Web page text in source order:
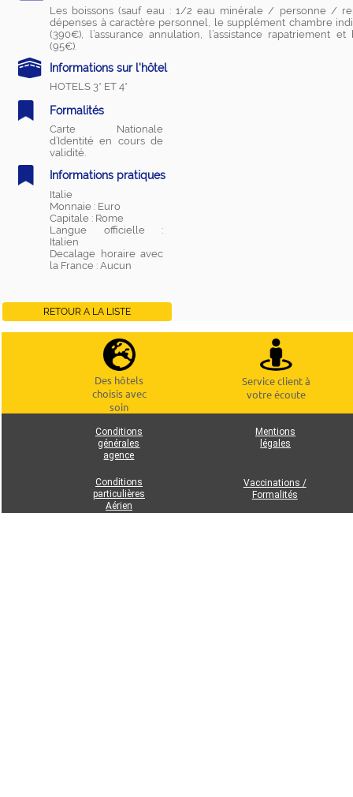
Les boissons (sauf eau : 1/2 eau minérale / personne /
dépenses à caractère personnel, le supplément chambre
(390€), l’assurance annulation, l’assistance rapatriement et
(95€).
Informations sur l'hôtel
HOTELS 3* ET 4*
Formalités
Carte Nationale
d’Identité en cours de
validité.
Informations pratiques
Italie
Monnaie : Euro
Capitale : Rome
Langue officielle :
Italien
Decalage horaire avec
la France : Aucun
RETOUR A LA LISTE
Des hôtels
choisis avec
soin
Service client à
votre écoute
Conditions
générales
agence
Mentions
légales
Conditions
particulières
Aérien
Vaccinations /
Formalités